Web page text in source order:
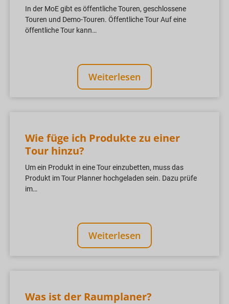
In der MoE gibt es öffentliche Touren, geschlossene
Touren und Demo-Touren. Öffentliche Tour Auf eine
öffentliche Tour kann…
Weiterlesen
Wie füge ich Produkte zu einer
Tour hinzu?
Um ein Produkt in eine Tour einzubetten, muss das
Produkt im Tour Planner hochgeladen sein. Dazu prüfe
im…
Weiterlesen
Was ist der Raumplaner?